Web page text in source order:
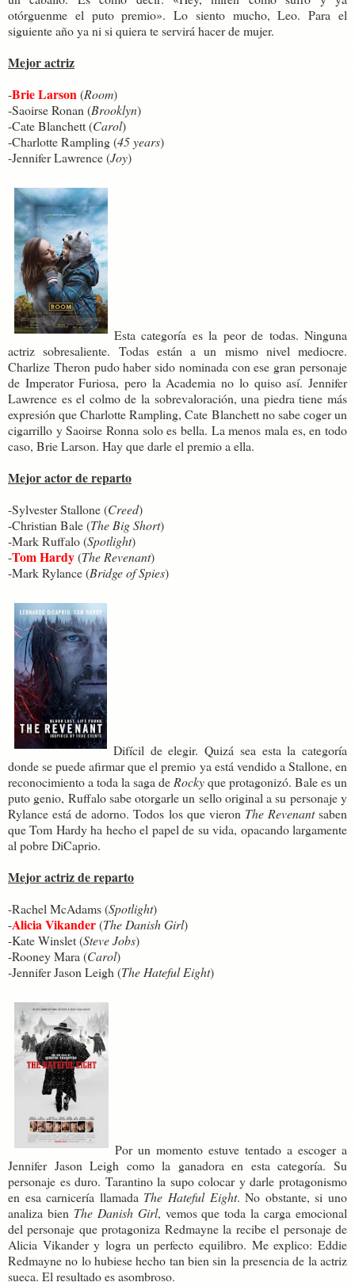
otórguenme el puto premio». Lo siento mucho, Leo. Para el
siguiente año ya ni si quiera te servirá hacer de mujer.
Mejor actriz
-Brie Larson(Room)
-Saoirse Ronan (Brooklyn)
-Cate Blanchett (Carol)
-Charlotte Rampling (45 years)
-Jennifer Lawrence (Joy)
Esta categoría es la peor de todas. Ninguna
actriz sobresaliente. Todas están a un mismo nivel mediocre.
Charlize Theron pudo haber sido nominada con ese gran personaje
de Imperator Furiosa, pero la Academia no lo quiso así. Jennifer
Lawrence es el colmo de la sobrevaloración, una piedra tiene más
expresión que Charlotte Rampling, Cate Blanchett no sabe coger un
cigarrillo y Saoirse Ronna solo es bella. La menos mala es, en todo
caso, Brie Larson. Hay que darle el premio a ella.
Mejor actor de reparto
-Sylvester Stallone (Creed)
-Christian Bale (The Big Short)
-Mark Ruffalo (Spotlight)
-Tom Hardy(The Revenant)
-Mark Rylance (Bridge of Spies)
Difícil de elegir. Quizá sea esta la categoría
donde se puede afirmar que el premio ya está vendido a Stallone, en
reconocimiento a toda la saga de Rockyque protagonizó. Bale es un
puto genio, Ruffalo sabe otorgarle un sello original a su personaje y
Rylance está de adorno. Todos los que vieron The Revenantsaben
que Tom Hardy ha hecho el papel de su vida, opacando largamente
al pobre DiCaprio.
Mejor actriz de reparto
-Rachel McAdams (Spotlight)
-Alicia Vikander(The Danish Girl)
-Kate Winslet (Steve Jobs)
-Rooney Mara (Carol)
-Jennifer Jason Leigh (The Hateful Eight)
Por un momento estuve tentado a escoger a
Jennifer Jason Leigh como la ganadora en esta categoría. Su
personaje es duro. Tarantino la supo colocar y darle protagonismo
en esa carnicería llamada The Hateful Eight. No obstante, si uno
analiza bien The Danish Girl, vemos que toda la carga emocional
del personaje que protagoniza Redmayne la recibe el personaje de
Alicia Vikander y logra un perfecto equilibro. Me explico: Eddie
Redmayne no lo hubiese hecho tan bien sin la presencia de la actriz
sueca. El resultado es asombroso.